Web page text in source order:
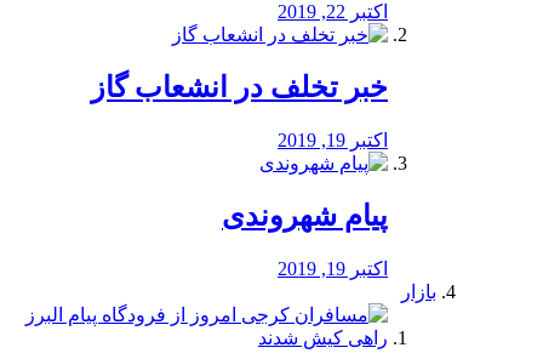
اکتبر 22, 2019
خبر تخلف در انشعاب گاز
اکتبر 19, 2019
پیام شهروندی
اکتبر 19, 2019
بازار